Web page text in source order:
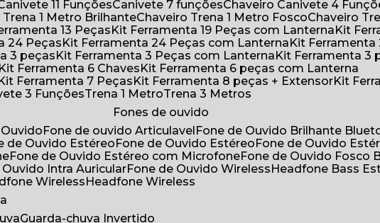
Canivete 11 Funções Canivete 7 funções
Chaveiro Canivete 4
Trena 1 Metro Brilhante Chaveiro Trena 1 Metro Fosco
Chaveiro
13 Peças Kit Ferramenta 19 Peças com Lanterna
Kit
24 Peças Kit Ferramenta 24 Peças com Lanterna
Kit
3 peças Kit Ferramenta 3 Peças com Lanterna
Kit Ferramenta
Kit Ferramenta 6 Chaves
Kit Ferramenta 6 peças com Lanterna
Kit Ferramenta 7 Peças Kit Ferramenta 8 peças + Extensor
Kit
3 Funções Trena 1 Metro
Trena 3 Metros
Fones de ouvido
Fone de ouvido Articulavel
Fone de Ouvido Brilhante
de Ouvido Estéreo Fone de Ouvido Estéreo
Fone de Ouvido
Fone de Ouvido Estéreo com Microfone Fone de Ouvido Fosco
Ouvido Intra Auricular Fone de Ouvido Wireless
Headfone Bass
Wireless
Headfone Wireless
Guarda-chuva Invertido